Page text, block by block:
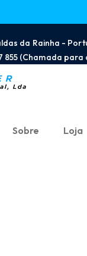
da Rainha -
855 (Chamada
Sobre Loja